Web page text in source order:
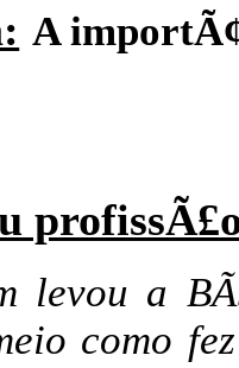
A
levou a
como